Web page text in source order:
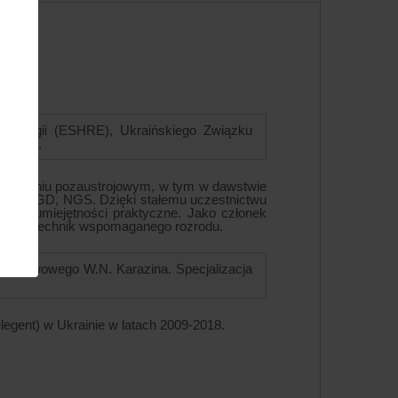
(ESHRE), Ukraińskiego Związku
pozaustrojowym, w tym w dawstwie
PGD, NGS. Dzięki stałemu uczestnictwu
umiejętności praktyczne. Jako członek
technik wspomaganego rozrodu.
W.N. Karazina. Specjalizacja
w Ukrainie w latach 2009-2018.